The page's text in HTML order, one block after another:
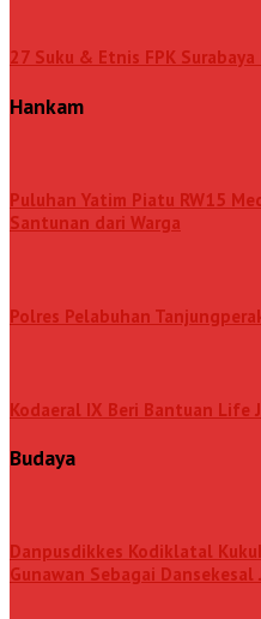
27 Suku & Etnis FPK
Hankam
Puluhan Yatim Piatu RW15
Santunan dari Warga
Polres Pelabuhan
Kodaeral IX Beri Bantuan Life
Budaya
Danpusdikkes Kodiklatal
Gunawan Sebagai Dansekesal